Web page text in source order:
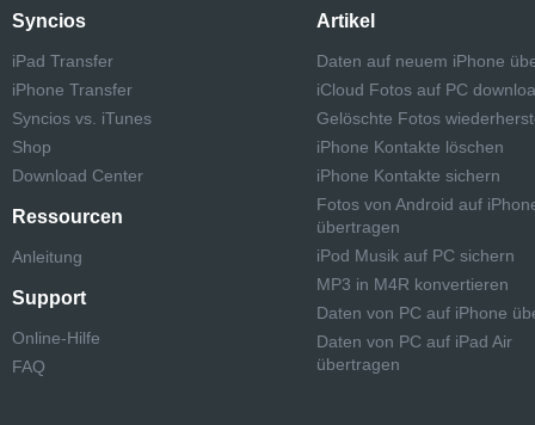
Syncios
iPad Transfer
iPhone Transfer
Syncios vs. iTunes
Shop
Download Center
Ressourcen
Anleitung
Support
Online-Hilfe
FAQ
Artikel
Daten auf neuem iPhone
iCloud Fotos auf PC
Gelöschte Fotos
iPhone Kontakte löschen
iPhone Kontakte sichern
Fotos von Android auf
übertragen
iPod Musik auf PC sichern
MP3 in M4R konvertieren
Daten von PC auf iPhone
Daten von PC auf iPad Air
übertragen